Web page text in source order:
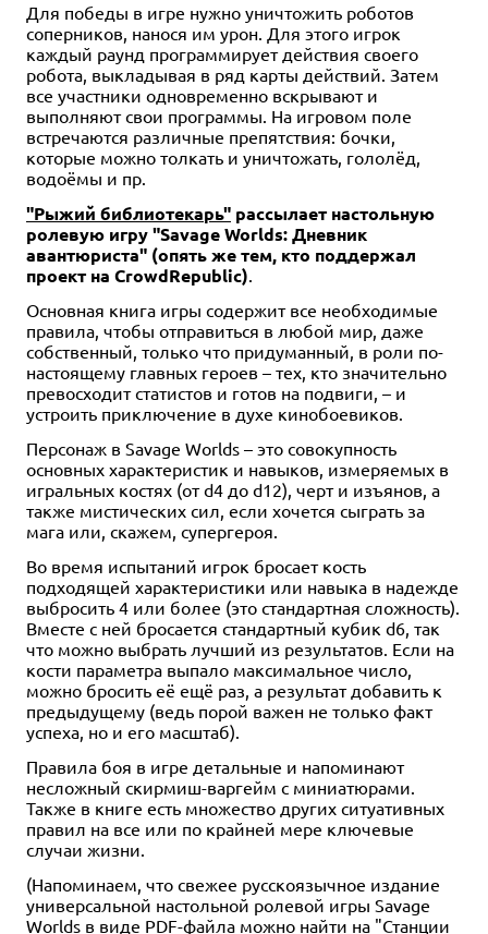
Для победы в игре нужно уничтожить роботов
соперников, нанося им урон. Для этого игрок
каждый раунд программирует действия своего
робота, выкладывая в ряд карты действий. Затем
все участники одновременно вскрывают и
выполняют свои программы. На игровом поле
встречаются различные препятствия: бочки,
которые можно толкать и уничтожать, гололёд,
водоёмы и пр.
"Рыжий библиотекарь" рассылает настольную
ролевую игру "Savage Worlds: Дневник
авантюриста" (опять же тем, кто поддержал
проект на CrowdRepublic).
Основная книга игры содержит все необходимые
правила, чтобы отправиться в любой мир, даже
собственный, только что придуманный, в роли по-
настоящему главных героев – тех, кто значительно
превосходит статистов и готов на подвиги, – и
устроить приключение в духе кинобоевиков.
Персонаж в Savage Worlds – это совокупность
основных характеристик и навыков, измеряемых в
игральных костях (от d4 до d12), черт и изъянов, а
также мистических сил, если хочется сыграть за
мага или, скажем, супергероя.
Во время испытаний игрок бросает кость
подходящей характеристики или навыка в надежде
выбросить 4 или более (это стандартная сложность).
Вместе с ней бросается стандартный кубик d6, так
что можно выбрать лучший из результатов. Если на
кости параметра выпало максимальное число,
можно бросить её ещё раз, а результат добавить к
предыдущему (ведь порой важен не только факт
успеха, но и его масштаб).
Правила боя в игре детальные и напоминают
несложный скирмиш-варгейм с миниатюрами.
Также в книге есть множество других ситуативных
правил на все или по крайней мере ключевые
случаи жизни.
(Напоминаем, что свежее русскоязычное издание
универсальной настольной ролевой игры Savage
Worlds в виде PDF-файла можно найти на "Станции